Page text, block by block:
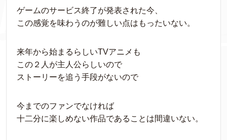
ゲームのサービス終了が発表された今、
この感覚を味わうのが難しい点はもったいない。
来年から始まるらしいTVアニメも
この２人が主人公らしいので
ストーリーを追う手段がないので
今までのファンでなければ
十二分に楽しめない作品であることは間違いない。